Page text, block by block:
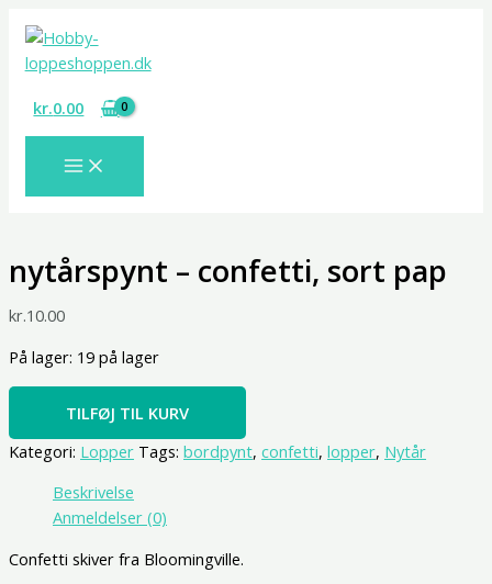
indholdet
kr.0.00
nytårspynt – confetti, sort pap
kr.10.00
På lager: 19 på lager
confetti,
pap
antal
TILFØJ TIL KURV
Kategori: Lopper Tags: bordpynt, confetti, lopper, Nytår
Beskrivelse
Anmeldelser (0)
Confetti skiver fra Bloomingville.